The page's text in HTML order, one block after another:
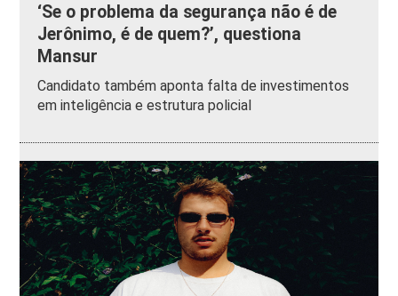
‘Se o problema da segurança não é de
Jerônimo, é de quem?’, questiona
Mansur
Candidato também aponta falta de investimentos
em inteligência e estrutura policial